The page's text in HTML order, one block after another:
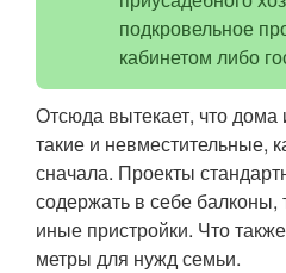
подкровельное
кабинетом либо
Отсюда вытекает, что дома
такие и невместительные,
сначала. Проекты
содержать в себе
иные пристройки. Что
метры для нужд семьи.